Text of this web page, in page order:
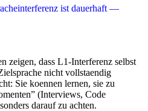
ist dauerhaft —
zeigen, dass L1-Interferenz selbst
nicht vollstaendig
Sie koennen lernen, sie zu
(Interviews, Code
darauf zu achten.